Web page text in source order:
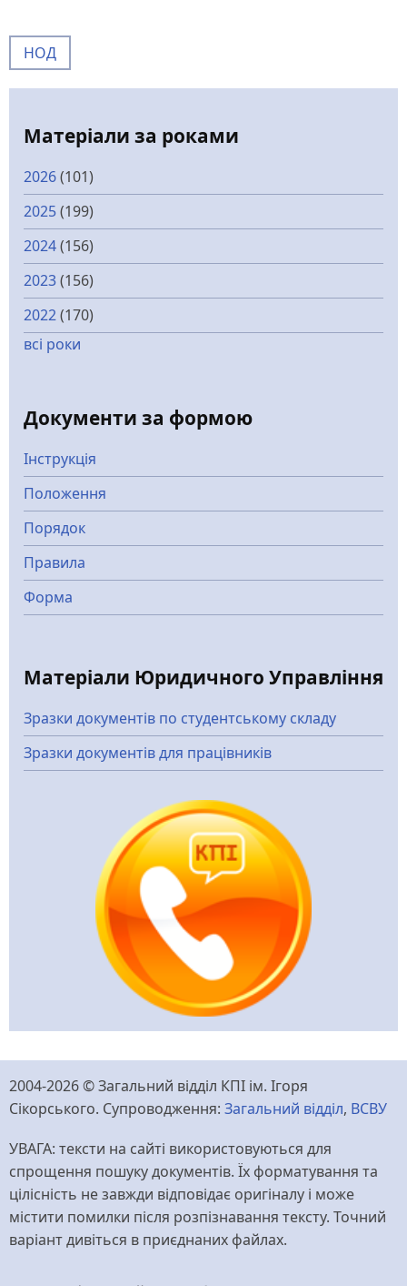
НОД
Матеріали за роками
2026(101)
2025(199)
2024(156)
2023(156)
2022(170)
всі роки
Документи за формою
Інструкція
Положення
Порядок
Правила
Форма
Матеріали Юридичного Управління
Зразки документів по студентському складу
Зразки документів для працівників
2004-2026 © Загальний відділ КПІ ім. Ігоря
Сікорського. Супроводження: Загальний відділ, ВСВУ
УВАГА: тексти на сайті використовуються для
спрощення пошуку документів. Їх форматування та
цілісність не завжди відповідає оригіналу і може
містити помилки після розпізнавання тексту. Точний
варіант дивіться в приєднаних файлах.